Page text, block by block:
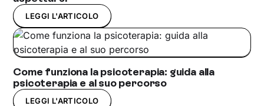
LEGGI L'ARTICOLO
Come funziona la psicoterapia: guida alla
psicoterapia e al suo percorso
LEGGI L'ARTICOLO